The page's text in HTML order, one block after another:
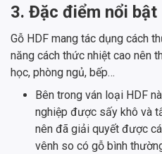
3. Đặc điểm nổi bật
Gỗ HDF mang tác dụng cách
năng cách thức nhiệt cao nên
học, phòng ngủ, bếp…
Bên trong ván loại HDF
nghiệp được sấy khô và
nên đã giải quyết được
vênh so có gỗ bình